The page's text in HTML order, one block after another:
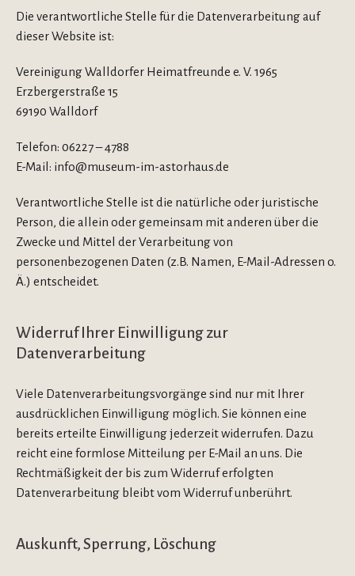
Die verantwortliche Stelle für die Datenverarbeitung auf
dieser Website ist:
Vereinigung Walldorfer Heimatfreunde e. V. 1965
Erzbergerstraße 15
69190 Walldorf
Telefon: 06227 – 4788
E-Mail: info@museum-im-astorhaus.de
Verantwortliche Stelle ist die natürliche oder juristische
Person, die allein oder gemeinsam mit anderen über die
Zwecke und Mittel der Verarbeitung von
personenbezogenen Daten (z.B. Namen, E-Mail-Adressen o.
Ä.) entscheidet.
Widerruf Ihrer Einwilligung zur
Datenverarbeitung
Viele Datenverarbeitungsvorgänge sind nur mit Ihrer
ausdrücklichen Einwilligung möglich. Sie können eine
bereits erteilte Einwilligung jederzeit widerrufen. Dazu
reicht eine formlose Mitteilung per E-Mail an uns. Die
Rechtmäßigkeit der bis zum Widerruf erfolgten
Datenverarbeitung bleibt vom Widerruf unberührt.
Auskunft, Sperrung, Löschung